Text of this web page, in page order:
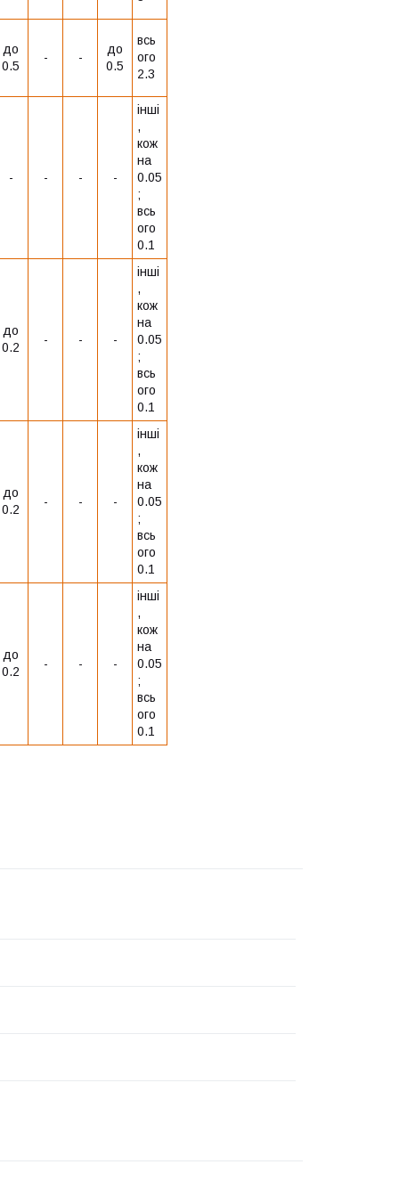
до
0.5
- -
до
0.5
всь
ого
2.3
- - - -
інші
,
кож
на
0.05
;
всь
ого
0.1
до
0.2
- - -
інші
,
кож
на
0.05
;
всь
ого
0.1
до
0.2
- - -
інші
,
кож
на
0.05
;
всь
ого
0.1
до
0.2
- - -
інші
,
кож
на
0.05
;
всь
ого
0.1